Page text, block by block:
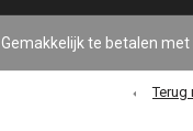
Gemakkelijk te betalen met
Terug